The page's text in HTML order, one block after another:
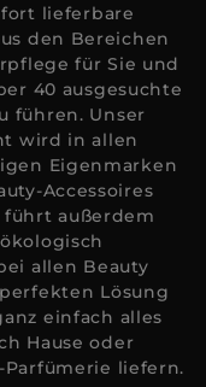
lieferbare
den Bereichen
für Sie und
40 ausgesuchte
führen. Unser
wird in allen
Eigenmarken
Accessoires
führt außerdem
allen Beauty
Lösung
einfach alles
Hause oder
Parfümerie liefern.